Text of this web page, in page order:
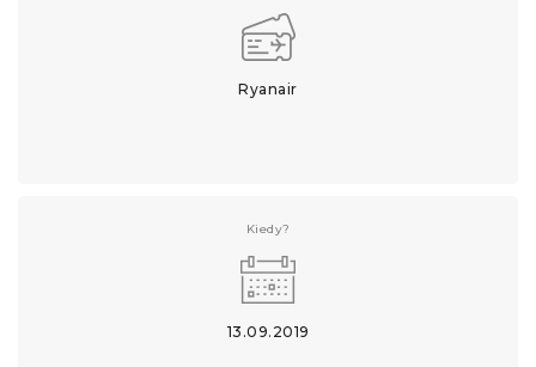
Ryanair
Kiedy?
13.09.2019